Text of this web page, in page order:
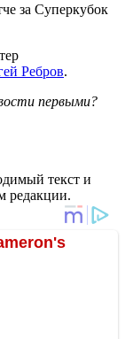
за Суперкубок
Ребров.
первыми?
текст и
редакции.